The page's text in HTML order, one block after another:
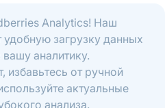
Analytics! Наш
удобную загрузку данных
аналитику.
избавьтесь от ручной
актуальные
анализа.